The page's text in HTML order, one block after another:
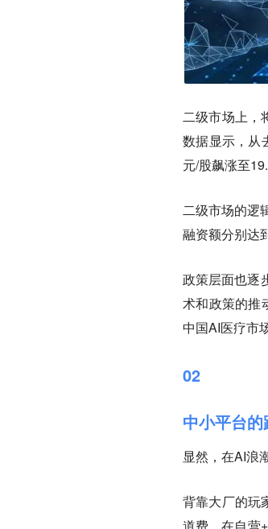
二级市场上，
数据显示，从
元/股飙涨至
二级市场的逻
融资额分别达
政策层面也逐
术和政策的推
中国AI医疗市
02
中小平台
显然，在AI浪
背靠大厂的玩